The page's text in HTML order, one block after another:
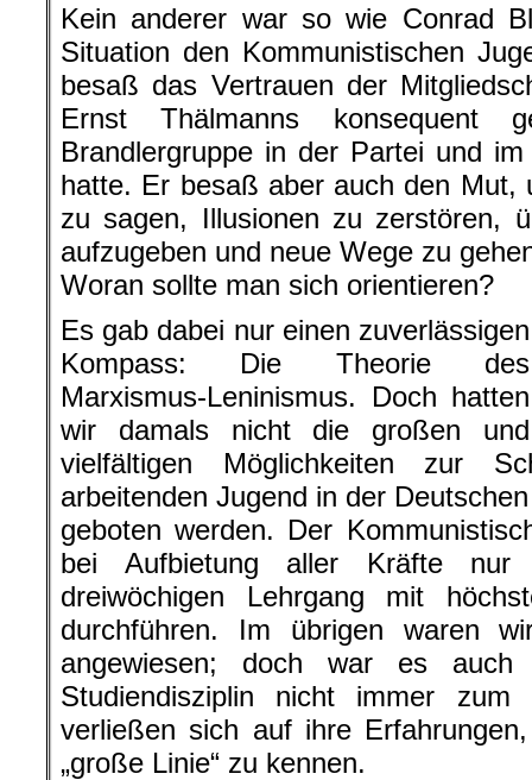
Kein anderer war so wie Conrad
Situation den Kommunistischen
besaß das Vertrauen der
Ernst Thälmanns konsequent
Brandlergruppe in der Partei und
hatte. Er besaß aber auch den Mut,
zu sagen, Illusionen zu zerstören,
aufzugeben und neue Wege zu
Woran sollte man sich orientieren?
Es gab dabei nur einen zuverlässigen
Kompass: Die Theorie des
Marxismus-Leninismus. Doch hatten
wir damals nicht die großen und
vielfältigen Möglichkeiten zur
arbeitenden Jugend in der
geboten werden. Der
bei Aufbietung aller Kräfte
dreiwöchigen Lehrgang mit
durchführen. Im übrigen waren
angewiesen; doch war es
Studiendisziplin nicht immer zum
verließen sich auf ihre
„große Linie“ zu kennen.